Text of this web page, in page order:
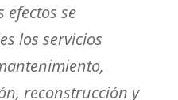
efectos se
los servicios
reconstrucción y